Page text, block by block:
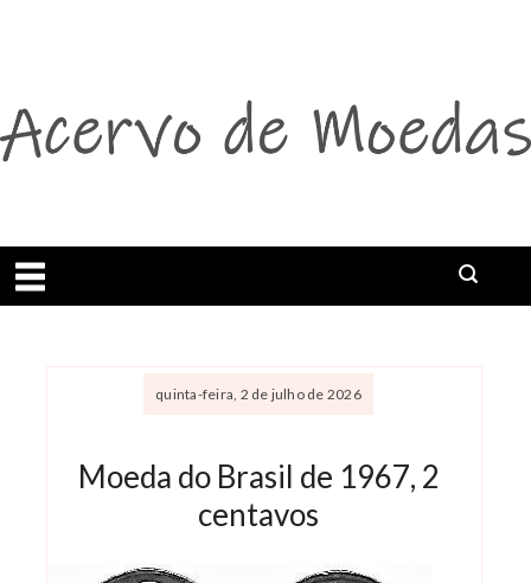
Abrir menu
Buscar
quinta-feira, 2 de julho de 2026
Moeda do Brasil de 1967, 2
centavos